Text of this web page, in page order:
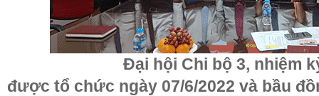
Đại hội Chi bộ 3, nhiệm
được tổ chức ngày 07/6/2022 và bầu